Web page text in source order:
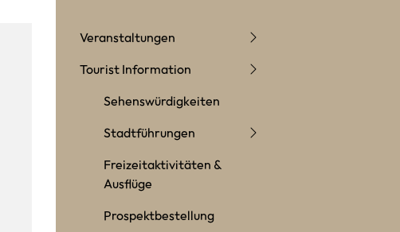
Veranstaltungen
Tourist Information
Sehenswürdigkeiten
Stadtführungen
Freizeitaktivitäten &
Ausflüge
Prospektbestellung